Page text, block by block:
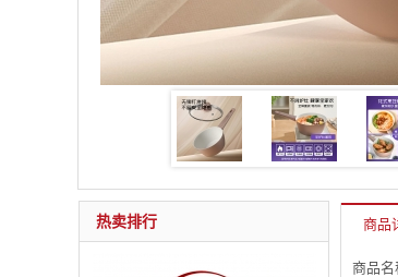
商品
商品名
热卖排行